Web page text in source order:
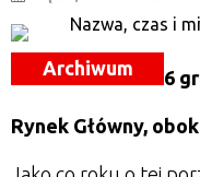
Archiwum 6
Rynek Główny,